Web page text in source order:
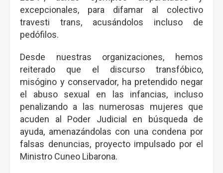
excepcionales, para difamar al colectivo
travesti trans, acusándolos incluso de
pedófilos.
Desde nuestras organizaciones, hemos
reiterado que el discurso transfóbico,
misógino y conservador, ha pretendido negar
el abuso sexual en las infancias, incluso
penalizando a las numerosas mujeres que
acuden al Poder Judicial en búsqueda de
ayuda, amenazándolas con una condena por
falsas denuncias, proyecto impulsado por el
Ministro Cuneo Libarona.